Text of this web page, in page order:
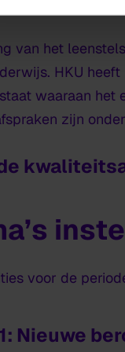
van het
HKU
waaraan
zijn
voor de
Nieuwe